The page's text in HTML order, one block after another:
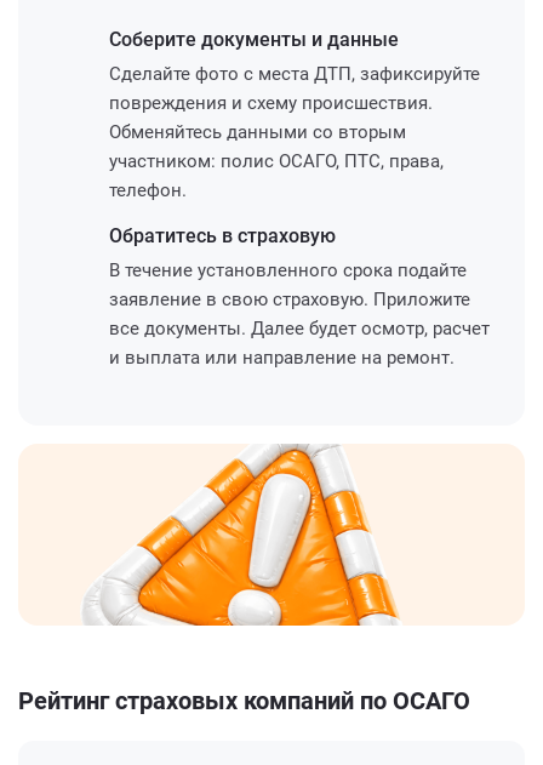
Соберите документы и данные
Сделайте фото с места ДТП, зафиксируйте
повреждения и схему происшествия.
Обменяйтесь данными со вторым
участником: полис ОСАГО, ПТС, права,
телефон.
Обратитесь в страховую
В течение установленного срока подайте
заявление в свою страховую. Приложите
все документы. Далее будет осмотр, расчет
и выплата или направление на ремонт.
Рейтинг страховых компаний по ОСАГО